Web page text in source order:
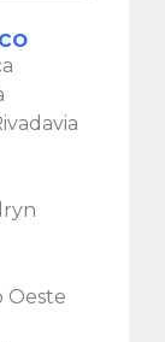
Oeste